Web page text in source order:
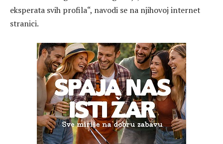
eksperata svih profila“, navodi se na njihovoj internet
stranici.